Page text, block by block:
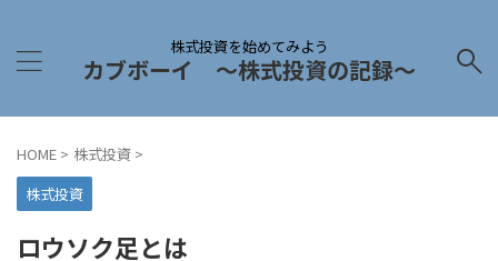
株式投資を始めてみよう
カブボーイ 〜株式投資の記録〜
HOME > 株式投資 >
株式投資
ロウソク足とは